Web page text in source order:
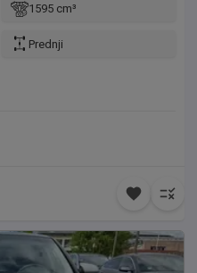
1595 cm³
Prednji